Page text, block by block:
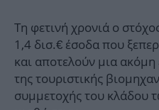
Τη φετινή χρονιά ο
1,4 δισ.€ έσοδα που
και αποτελούν μια
της τουριστικής
συμμετοχής του κλάδου